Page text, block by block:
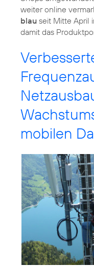
weiter online
blau seit Mitte April
damit das
mobilen